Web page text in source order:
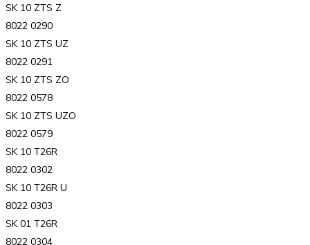
SK 10 ZTS Z
8022 0290
SK 10 ZTS UZ
8022 0291
SK 10 ZTS ZO
8022 0578
SK 10 ZTS UZO
8022 0579
SK 10 T26R
8022 0302
SK 10 T26R U
8022 0303
SK 01 T26R
8022 0304